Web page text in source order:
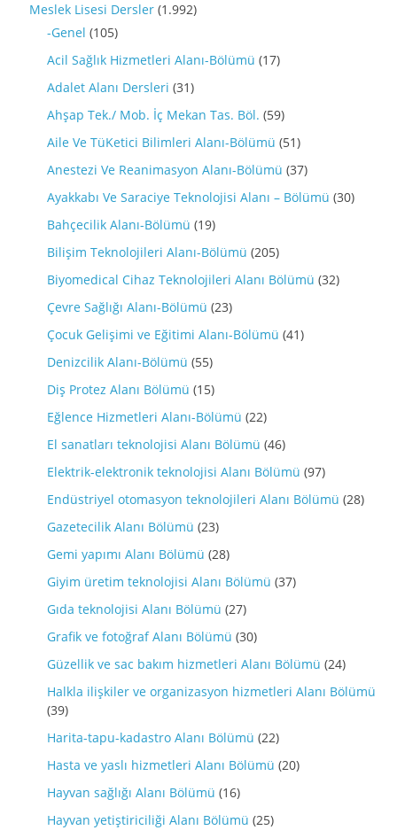
Meslek Lisesi Dersler (1.992)
-Genel (105)
Acil Sağlık Hizmetleri Alanı-Bölümü (17)
Adalet Alanı Dersleri (31)
Ahşap Tek./ Mob. İç Mekan Tas. Böl. (59)
Aile Ve TüKetici Bilimleri Alanı-Bölümü (51)
Anestezi Ve Reanimasyon Alanı-Bölümü (37)
Ayakkabı Ve Saraciye Teknolojisi Alanı – Bölümü (30)
Bahçecilik Alanı-Bölümü (19)
Bilişim Teknolojileri Alanı-Bölümü (205)
Biyomedical Cihaz Teknolojileri Alanı Bölümü (32)
Çevre Sağlığı Alanı-Bölümü (23)
Çocuk Gelişimi ve Eğitimi Alanı-Bölümü (41)
Denizcilik Alanı-Bölümü (55)
Diş Protez Alanı Bölümü (15)
Eğlence Hizmetleri Alanı-Bölümü (22)
El sanatları teknolojisi Alanı Bölümü (46)
Elektrik-elektronik teknolojisi Alanı Bölümü (97)
Endüstriyel otomasyon teknolojileri Alanı Bölümü (28)
Gazetecilik Alanı Bölümü (23)
Gemi yapımı Alanı Bölümü (28)
Giyim üretim teknolojisi Alanı Bölümü (37)
Gıda teknolojisi Alanı Bölümü (27)
Grafik ve fotoğraf Alanı Bölümü (30)
Güzellik ve sac bakım hizmetleri Alanı Bölümü (24)
Halkla ilişkiler ve organizasyon hizmetleri Alanı Bölümü
(39)
Harita-tapu-kadastro Alanı Bölümü (22)
Hasta ve yaslı hizmetleri Alanı Bölümü (20)
Hayvan sağlığı Alanı Bölümü (16)
Hayvan yetiştiriciliği Alanı Bölümü (25)